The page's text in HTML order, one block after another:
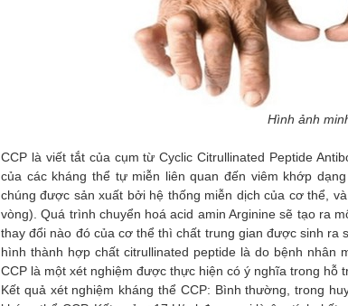
Hình ảnh
CCP là viết tắt của cụm từ Cyclic Citrullinated Peptide
của các kháng thể tự miễn liên quan đến viêm khớp
chúng được sản xuất bởi hệ thống miễn dịch của cơ thể,
vòng). Quá trình chuyển hoá acid amin Arginine sẽ tạo ra
thay đổi nào đó của cơ thể thì chất trung gian được sinh ra
hình thành hợp chất citrullinated peptide là do bệnh nhân
CCP là một xét nghiệm được thực hiện có ý nghĩa trong hỗ
Kết quả xét nghiệm kháng thể CCP: Bình thường, trong